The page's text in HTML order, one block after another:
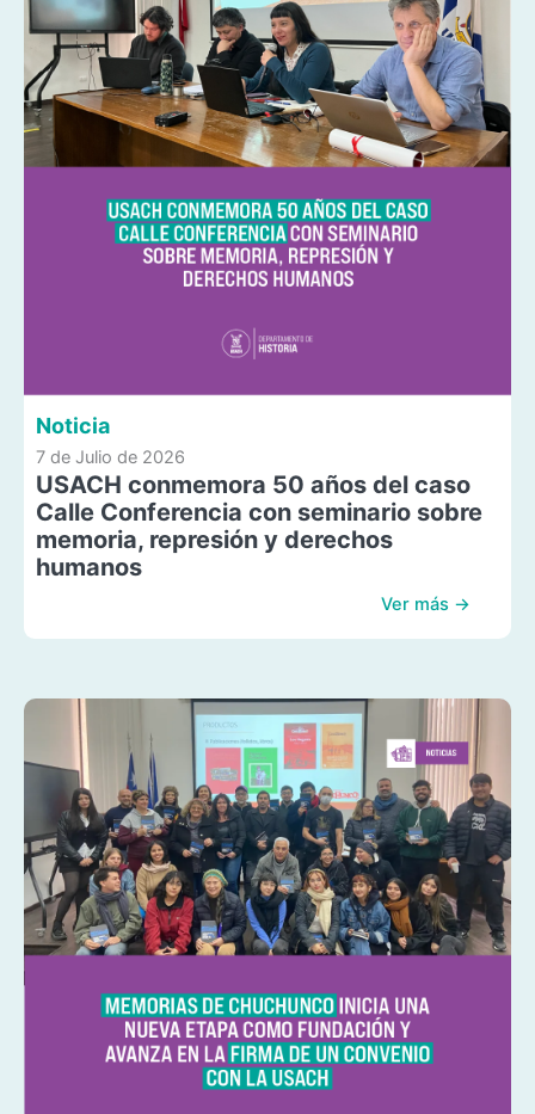
Noticia
7 de Julio de 2026
USACH conmemora 50 años del caso
Calle Conferencia con seminario sobre
memoria, represión y derechos
humanos
Ver más →